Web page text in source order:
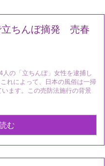
立ちんぼ摘発 売春
の「立ちんぼ」女性を逮捕し
れによって、日本の風俗は一掃
ます。この売防法施行の背景
む